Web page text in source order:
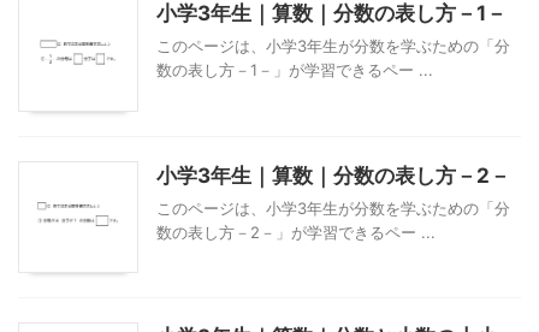
小学3年生｜算数｜分数の表し方－1－
このページは、小学3年生が分数を学ぶための「分
数の表し方－1－」が学習できるペー ...
小学3年生｜算数｜分数の表し方－2－
このページは、小学3年生が分数を学ぶための「分
数の表し方－2－」が学習できるペー ...